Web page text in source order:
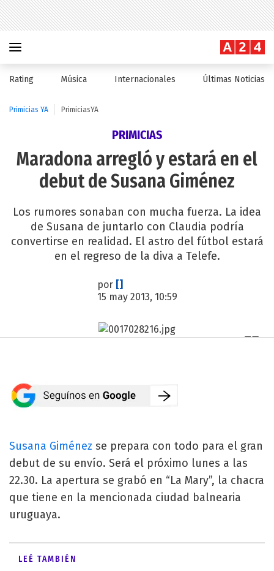
Rating Música Internacionales Últimas Noticias
Primicias YA PrimiciasYA
PRIMICIAS
Maradona arregló y estará en el
debut de Susana Giménez
Los rumores sonaban con mucha fuerza. La idea
de Susana de juntarlo con Claudia podría
convertirse en realidad. El astro del fútbol estará
en el regreso de la diva a Telefe.
por []
15 may 2013, 10:59
Susana Giménez se prepara con todo para el gran
debut de su envío. Será el próximo lunes a las
22.30. La apertura se grabó en “La Mary”, la chacra
que tiene en la mencionada ciudad balnearia
uruguaya.
LEÉ TAMBIÉN